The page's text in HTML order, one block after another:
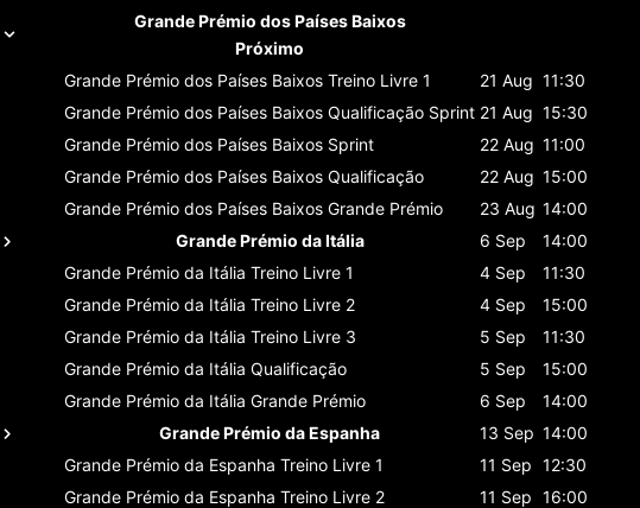
Grande Prémio dos Países Baixos
Próximo
Grande Prémio dos Países Baixos Treino Livre 1 21 Aug 11:30
Grande Prémio dos Países Baixos Qualificação Sprint 21 Aug 15:30
Grande Prémio dos Países Baixos Sprint 22 Aug 11:00
Grande Prémio dos Países Baixos Qualificação 22 Aug 15:00
Grande Prémio dos Países Baixos Grande Prémio 23 Aug 14:00
Grande Prémio da Itália
6 Sep
14:00
Grande Prémio da Itália Treino Livre 1 4 Sep
11:30
Grande Prémio da Itália Treino Livre 2 4 Sep
15:00
Grande Prémio da Itália Treino Livre 3 5 Sep
11:30
Grande Prémio da Itália Qualificação 5 Sep
15:00
Grande Prémio da Itália Grande Prémio 6 Sep
14:00
Grande Prémio da Espanha
13 Sep 14:00
Grande Prémio da Espanha Treino Livre 1 11 Sep 12:30
Grande Prémio da Espanha Treino Livre 2 11 Sep 16:00